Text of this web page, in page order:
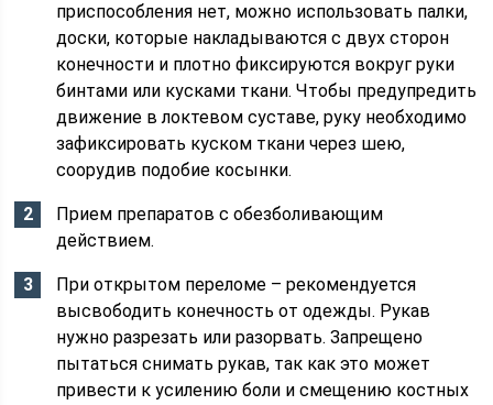
приспособления нет, можно использовать палки,
доски, которые накладываются с двух сторон
конечности и плотно фиксируются вокруг руки
бинтами или кусками ткани. Чтобы предупредить
движение в локтевом суставе, руку необходимо
зафиксировать куском ткани через шею,
соорудив подобие косынки.
Прием препаратов с обезболивающим
действием.
При открытом переломе – рекомендуется
высвободить конечность от одежды. Рукав
нужно разрезать или разорвать. Запрещено
пытаться снимать рукав, так как это может
привести к усилению боли и смещению костных